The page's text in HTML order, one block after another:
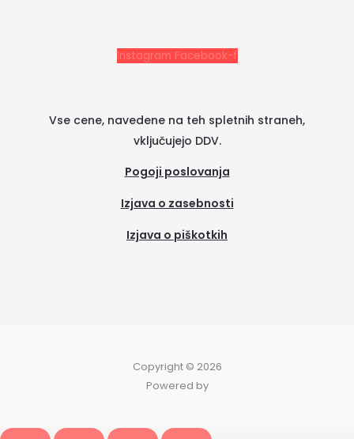
Instagram Facebook-f
Vse cene, navedene na teh spletnih straneh,
vključujejo DDV.
Pogoji poslovanja
Izjava o zasebnosti
Izjava o piškotkih
Copyright © 2026
Powered by